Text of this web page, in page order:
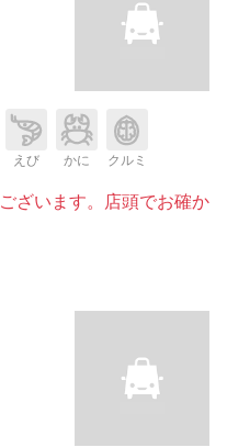
えび かに クルミ
ざいます。店頭でお確か